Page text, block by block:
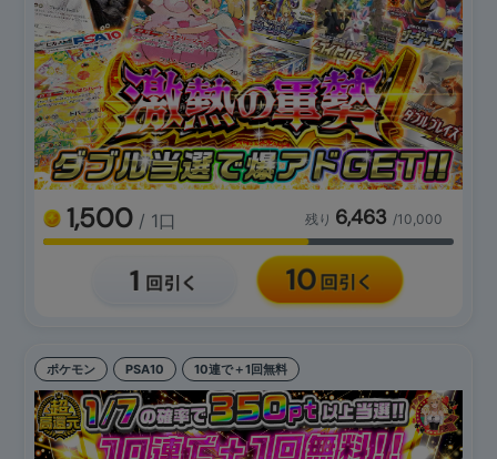
1,500 / 1口 残り 6,463 /10,000
ポケモン PSA10 10連で＋1回無料